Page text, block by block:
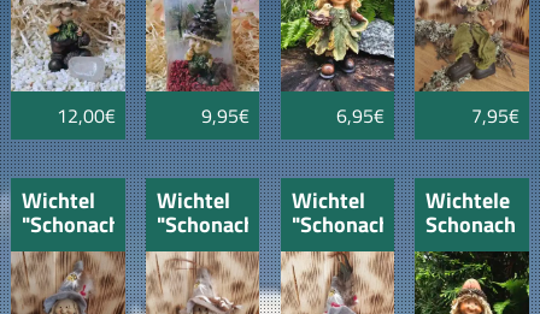
12,00€ 9,95€ 6,95€ 7,95€
Wichtel
"Schonach"
mit Vogel
Kantensitzer
Wichtel
"Schonach"
mit
Zapfen
Kantensitzer
Wichtel
"Schonach"
mit
Eichel
Kantensitzer
Wichtele
Schonach
mit
Eichhörnle